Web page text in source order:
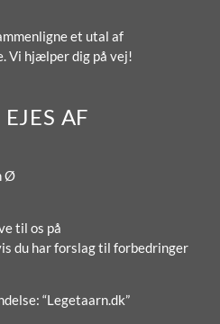
et utal af
Vi hjælper dig på vej!
AF
Ø
til os på
du har forslag til forbedringer
“Legetaarn.dk”